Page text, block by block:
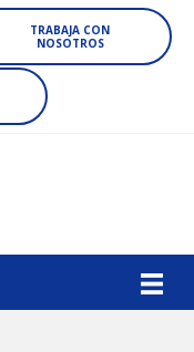
TRABAJA CON
NOSOTROS